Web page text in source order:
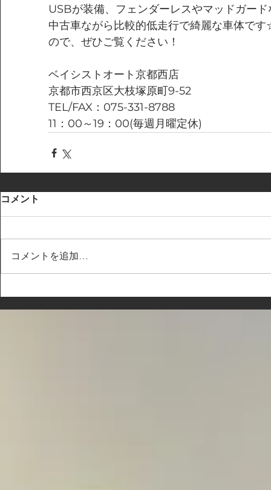
USBが装備、フェンダーレスやマッドガー
中古車ながら比較的低走行で綺麗な車体で
ので、ぜひご覧ください！
ベイシストオート京都西店
京都市西京区大枝塚原町9-52
TEL/FAX：075-331-8788
11：00～19：00(毎週月曜定休)
コメント
コメントを追加…